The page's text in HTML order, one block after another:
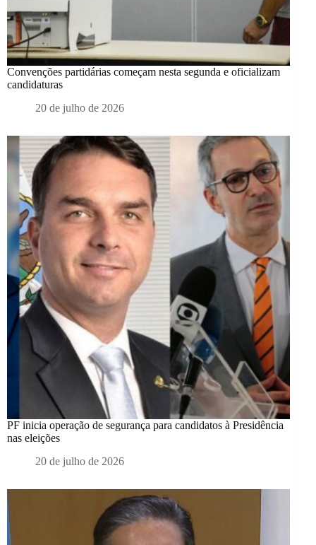
Convenções partidárias começam nesta segunda e oficializam
candidaturas
20 de julho de 2026
PF inicia operação de segurança para candidatos à Presidência
nas eleições
20 de julho de 2026